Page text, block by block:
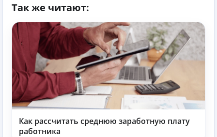
Так же читают:
Как рассчитать среднюю заработную плату
работника